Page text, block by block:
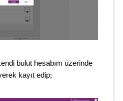
bulut hesabım üzerinde
kayıt edip;